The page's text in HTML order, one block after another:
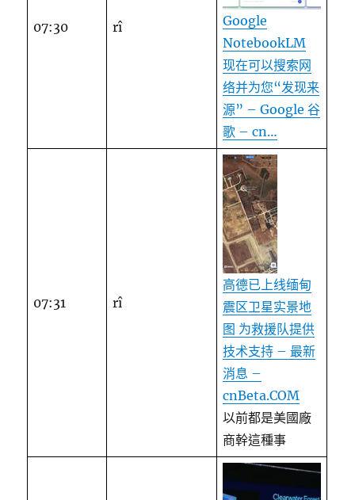
07:30 rî
Google
NotebookLM
现在可以搜索网
络并为您“发现来
源” – Google 谷
歌 – cn…
07:31 rî
高德已上线缅甸
震区卫星实景地
图 为救援队提供
技术支持 – 最新
消息 –
cnBeta.COM
以前都是美國廠
商幹這種事